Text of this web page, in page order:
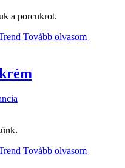
a porcukrot.
Tovább olvasom
Tovább olvasom